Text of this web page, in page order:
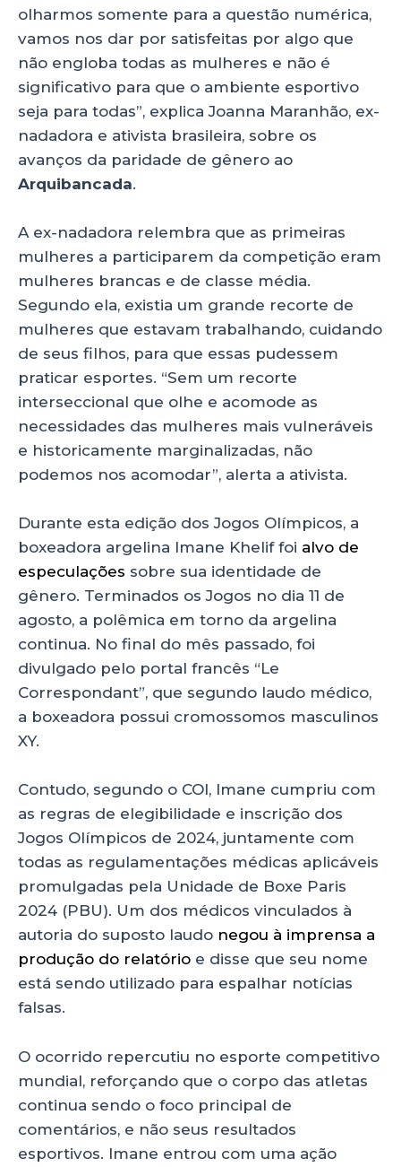
olharmos somente para a questão numérica,
vamos nos dar por satisfeitas por algo que
não engloba todas as mulheres e não é
significativo para que o ambiente esportivo
seja para todas”, explica Joanna Maranhão, ex-
nadadora e ativista brasileira, sobre os
avanços da paridade de gênero ao
Arquibancada.
A ex-nadadora relembra que as primeiras
mulheres a participarem da competição eram
mulheres brancas e de classe média.
Segundo ela, existia um grande recorte de
mulheres que estavam trabalhando, cuidando
de seus filhos, para que essas pudessem
praticar esportes. “Sem um recorte
interseccional que olhe e acomode as
necessidades das mulheres mais vulneráveis
e historicamente marginalizadas, não
podemos nos acomodar”, alerta a ativista.
Durante esta edição dos Jogos Olímpicos, a
boxeadora argelina Imane Khelif foi alvo de
especulações sobre sua identidade de
gênero. Terminados os Jogos no dia 11 de
agosto, a polêmica em torno da argelina
continua. No final do mês passado, foi
divulgado pelo portal francês “Le
Correspondant”, que segundo laudo médico,
a boxeadora possui cromossomos masculinos
XY.
Contudo, segundo o COI, Imane cumpriu com
as regras de elegibilidade e inscrição dos
Jogos Olímpicos de 2024, juntamente com
todas as regulamentações médicas aplicáveis
promulgadas pela Unidade de Boxe Paris
2024 (PBU). Um dos médicos vinculados à
autoria do suposto laudo negou à imprensa a
produção do relatório e disse que seu nome
está sendo utilizado para espalhar notícias
falsas.
O ocorrido repercutiu no esporte competitivo
mundial, reforçando que o corpo das atletas
continua sendo o foco principal de
comentários, e não seus resultados
esportivos. Imane entrou com uma ação